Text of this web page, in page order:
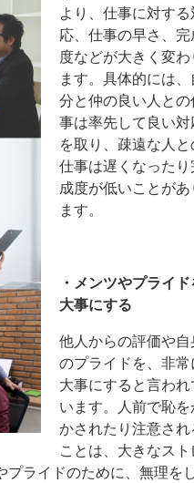
より、仕事に対する
応、仕事の早さ、完
度などが大きく変わ
ます。具体的には、
分と仲の良い人との
事は率先して良い対
を取り、疎遠な人と
仕事は遅くなったり
成度が低いことがあ
ます。
・メンツやプライド
大事にする
他人からの評価や自
のプライドを、非常
大事にすると言われ
います。人前で恥を
かされたり注意され
ことは、大きなスト
プライドのために、無理を